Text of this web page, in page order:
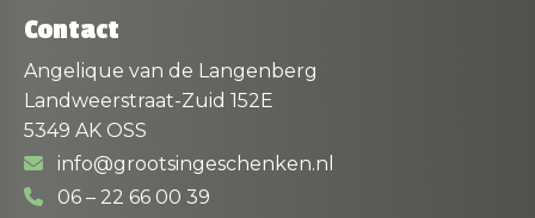
Contact
Angelique van de Langenberg
Landweerstraat-Zuid 152E
5349 AK OSS
info@grootsingeschenken.nl
06 – 22 66 00 39